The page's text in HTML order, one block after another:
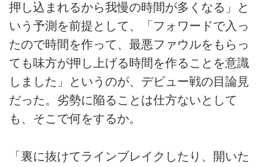
押し込まれるから我慢の時間が多くなる」と
いう予測を前提として、「フォワードで入っ
たので時間を作って、最悪ファウルをもらっ
ても味方が押し上げる時間を作ることを意識
しました」というのが、デビュー戦の目論見
だった。劣勢に陥ることは仕方ないとして
も、そこで何をするか。
「裏に抜けてラインブレイクしたり、開いた